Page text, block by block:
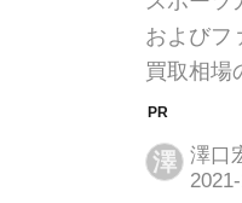
リューを
も併せて
→【スポ
楽天Car
ちら！ 国
リューは
およびフ
買取相場
ます。ま
気、希少
ます。
澤 澤口